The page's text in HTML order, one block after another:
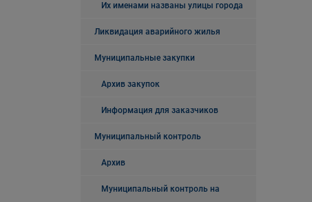
Их именами названы улицы города
Ликвидация аварийного жилья
Муниципальные закупки
Архив закупок
Информация для заказчиков
Муниципальный контроль
Архив
Муниципальный контроль на